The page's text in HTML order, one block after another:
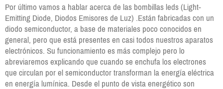
Por último vamos a hablar acerca de las bombillas leds (Light-
Emitting Diode, Diodos Emisores de Luz) .Están fabricadas con un
diodo semiconductor, a base de materiales poco conocidos en
general, pero que está presentes en casi todos nuestros aparatos
electrónicos. Su funcionamiento es más complejo pero lo
abreviaremos explicando que cuando se enchufa los electrones
que circulan por el semiconductor transforman la energía eléctrica
en energía lumínica. Desde el punto de vista energético son